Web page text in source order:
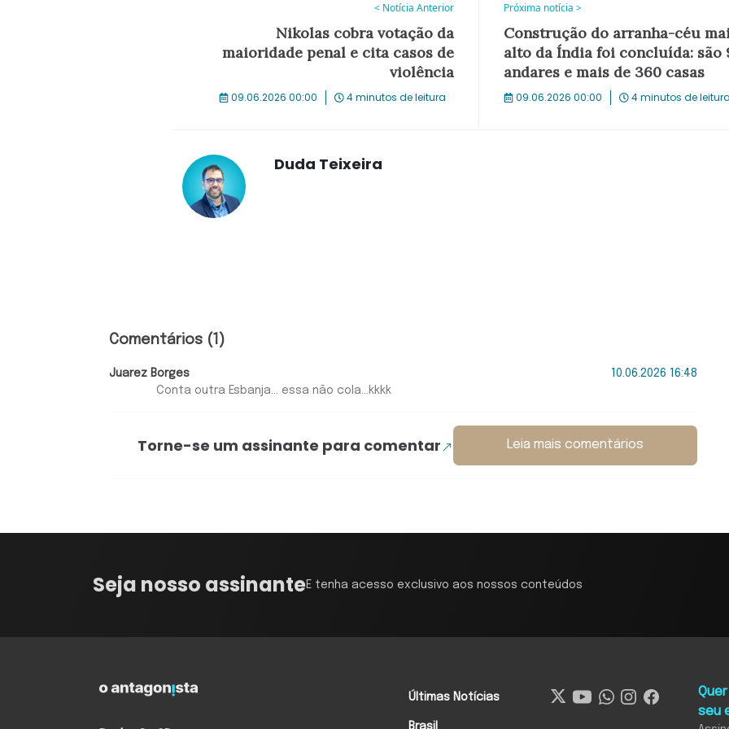
< Notícia Anterior
Nikolas cobra votação da
maioridade penal e cita casos de
violência
09.06.2026 00:00 4 minutos de leitura
Próxima notícia >
Construção do arranha-céu
alto da Índia foi concluída: são
andares e mais de 360 casas
09.06.2026 00:00 4 minutos de leitura
Duda Teixeira
Comentários (1)
Juarez Borges
10.06.2026 16:48
Conta outra Esbanja... essa não cola...kkkk
Torne-se um assinante para comentar Leia mais comentários
Seja nosso assinanteE tenha acesso exclusivo aos nossos conteúdos
Últimas Notícias
Brasil
seu